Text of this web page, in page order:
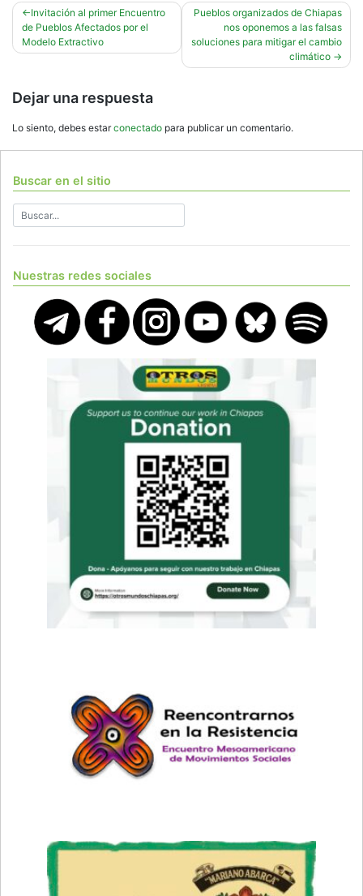
Navegación
de
entradas
Invitación al primer Encuentro
de Pueblos Afectados por el
Modelo Extractivo
Pueblos organizados de Chiapas
nos oponemos a las falsas
soluciones para mitigar el cambio
climático
Dejar una respuesta
Lo siento, debes estarconectado para publicar un comentario.
Buscar en el sitio
Nuestras redes sociales